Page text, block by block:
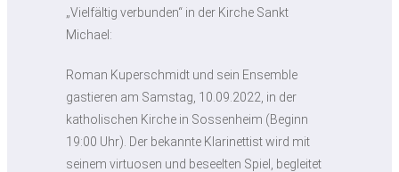
„Vielfältig verbunden“ in der Kirche Sankt
Michael:
Roman Kuperschmidt und sein Ensemble
gastieren am Samstag, 10.09.2022, in der
katholischen Kirche in Sossenheim (Beginn
19:00 Uhr). Der bekannte Klarinettist wird mit
seinem virtuosen und beseelten Spiel, begleitet